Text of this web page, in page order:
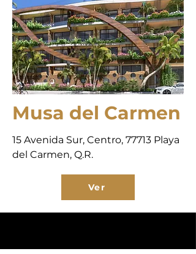
Musa del Carmen
15 Avenida Sur, Centro, 77713 Playa
del Carmen, Q.R.
Ver